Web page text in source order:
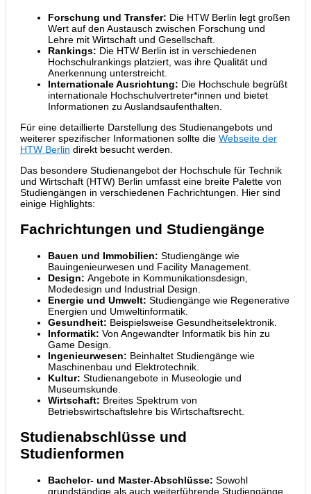
Forschung und Transfer: Die HTW Berlin legt großen
Wert auf den Austausch zwischen Forschung und
Lehre mit Wirtschaft und Gesellschaft.
Rankings: Die HTW Berlin ist in verschiedenen
Hochschulrankings platziert, was ihre Qualität und
Anerkennung unterstreicht.
Internationale Ausrichtung: Die Hochschule begrüßt
internationale Hochschulvertreter*innen und bietet
Informationen zu Auslandsaufenthalten.
Für eine detaillierte Darstellung des Studienangebots und
weiterer spezifischer Informationen sollte die Webseite der
HTW Berlin direkt besucht werden.
Das besondere Studienangebot der Hochschule für Technik
und Wirtschaft (HTW) Berlin umfasst eine breite Palette von
Studiengängen in verschiedenen Fachrichtungen. Hier sind
einige Highlights:
Fachrichtungen und Studiengänge
Bauen und Immobilien: Studiengänge wie
Bauingenieurwesen und Facility Management.
Design: Angebote in Kommunikationsdesign,
Modedesign und Industrial Design.
Energie und Umwelt: Studiengänge wie Regenerative
Energien und Umweltinformatik.
Gesundheit: Beispielsweise Gesundheitselektronik.
Informatik: Von Angewandter Informatik bis hin zu
Game Design.
Ingenieurwesen: Beinhaltet Studiengänge wie
Maschinenbau und Elektrotechnik.
Kultur: Studienangebote in Museologie und
Museumskunde.
Wirtschaft: Breites Spektrum von
Betriebswirtschaftslehre bis Wirtschaftsrecht.
Studienabschlüsse und
Studienformen
Bachelor- und Master-Abschlüsse: Sowohl
grundständige als auch weiterführende Studiengänge.